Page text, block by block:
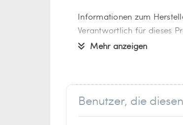
Informationen zum
Verantwortlich für dieses
Stockder Str. 23
42857 Remscheid
Mehr anzeigen
Benutzer, die